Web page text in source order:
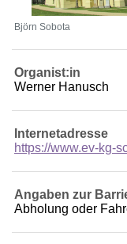
Björn Sobota
Organist:in
Werner Hanusch
Internetadresse
https://www.ev-kg-
Angaben zur
Abholung oder